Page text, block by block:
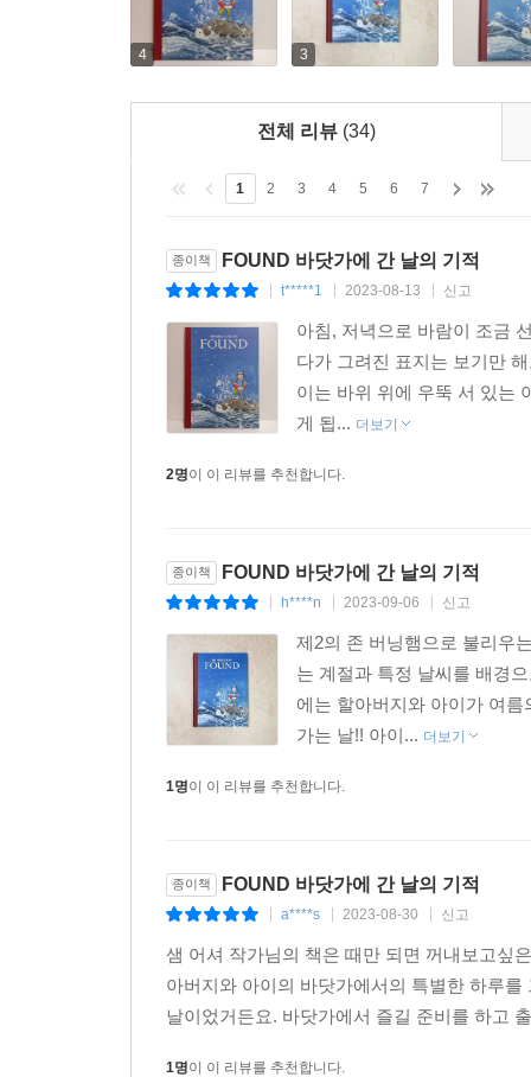
4 3
전체 리뷰 (34)
1 2 3 4 5 6 7
종이책 FOUND 바닷가에 간 날의 기적
t*****1 2023-08-13 신고
아침, 저녁으로 바람이 조금
다가 그려진 표지는 보기만
이는 바위 위에 우뚝 서 있는
게 됩... 더보기
2명이 이 리뷰를 추천합니다.
종이책 FOUND 바닷가에 간 날의 기적
h****n 2023-09-06 신고
제2의 존 버닝햄으로 불리우
는 계절과 특정 날씨를 배경
에는 할아버지와 아이가 여
가는 날!! 아이... 더보기
1명이 이 리뷰를 추천합니다.
종이책 FOUND 바닷가에 간 날의 기적
a****s 2023-08-30 신고
샘 어셔 작가님의 책은 때만 되면 꺼내보고싶
아버지와 아이의 바닷가에서의 특별한 하루
날이었거든요. 바닷가에서 즐길 준비를 하고
1명이 이 리뷰를 추천합니다.